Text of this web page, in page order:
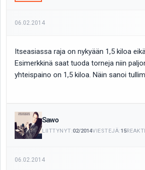
06.02.2014
Itseasiassa raja on nykyään 1,5 kiloa
Esimerkkinä saat tuoda torneja niin
yhteispaino on 1,5 kiloa. Näin sanoi
Sawo
LIITTYNYT:02/2014VIESTEJÄ:15
06.02.2014